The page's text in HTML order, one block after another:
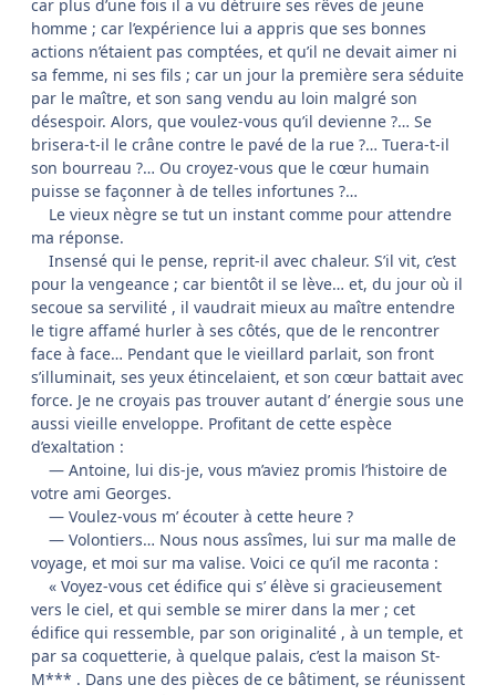
car plus d’une fois il a vu détruire ses rêves de jeune
homme ; car l’expérience lui a appris que ses bonnes
actions n’étaient pas comptées, et qu’il ne devait aimer ni
sa femme, ni ses fils ; car un jour la première sera séduite
par le maître, et son sang vendu au loin malgré son
désespoir. Alors, que voulez-vous qu’il devienne ?… Se
brisera-t-il le crâne contre le pavé de la rue ?… Tuera-t-il
son bourreau ?… Ou croyez-vous que le cœur humain
puisse se façonner à de telles infortunes ?…
Le vieux nègre se tut un instant comme pour attendre
ma réponse.
Insensé qui le pense, reprit-il avec chaleur. S’il vit, c’est
pour la vengeance ; car bientôt il se lève… et, du jour où il
secoue sa servilité , il vaudrait mieux au maître entendre
le tigre affamé hurler à ses côtés, que de le rencontrer
face à face… Pendant que le vieillard parlait, son front
s’illuminait, ses yeux étincelaient, et son cœur battait avec
force. Je ne croyais pas trouver autant d’ énergie sous une
aussi vieille enveloppe. Profitant de cette espèce
d’exaltation :
— Antoine, lui dis-je, vous m’aviez promis l’histoire de
votre ami Georges.
— Voulez-vous m’ écouter à cette heure ?
— Volontiers… Nous nous assîmes, lui sur ma malle de
voyage, et moi sur ma valise. Voici ce qu’il me raconta :
« Voyez-vous cet édifice qui s’ élève si gracieusement
vers le ciel, et qui semble se mirer dans la mer ; cet
édifice qui ressemble, par son originalité , à un temple, et
par sa coquetterie, à quelque palais, c’est la maison St-
M*** . Dans une des pièces de ce bâtiment, se réunissent